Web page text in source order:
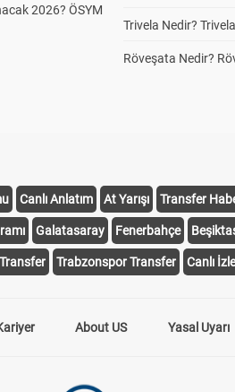
2026? ÖSYM
Trivela Nedir?
Röveşata Nedir?
Canlı Anlatım At Yarışı Transfer
Galatasaray Fenerbahçe
Trabzonspor Transfer Canlı İzle
About US Yasal Uyarı